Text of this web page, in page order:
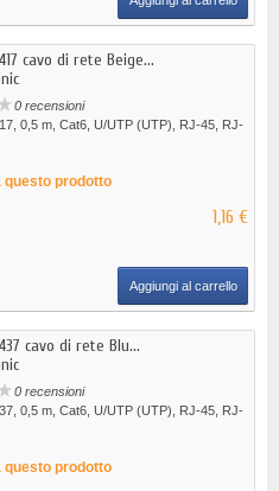
cavo di rete Beige...
0 recensioni
0,5 m, Cat6, U/UTP (UTP), RJ-45, RJ-
questo prodotto
1,16 €
Aggiungi al carrello
cavo di rete Blu...
0 recensioni
0,5 m, Cat6, U/UTP (UTP), RJ-45, RJ-
questo prodotto